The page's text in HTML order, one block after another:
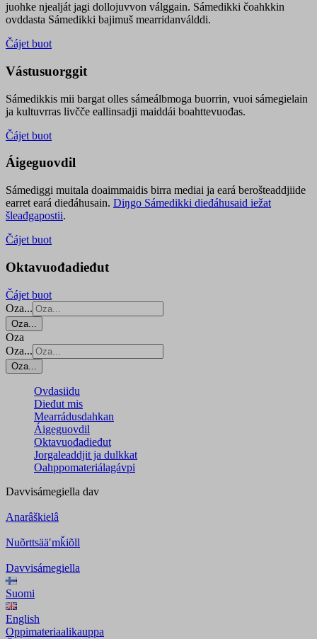
juohke njealját jagi dollojuvvon válggain. Sámedikki čoahkkin
ovddasta Sámedikki bajimuš mearridanválddi.
Čájet buot
Vástusuorggit
Sámedikkis mii bargat olles sámeálbmoga buorrin, vuoi sámegielain
ja kultuvrras livčče eallinsadji maiddái boahttevuođas.
Čájet buot
Áigeguovdil
Sámediggi muitala doaimmaidis birra mediai ja eará berošteaddjiide
earret eará dieđáhusain. Diŋgo Sámedikki dieđáhusaid iežat
šleađgapostii.
Čájet buot
Oktavuođadieđut
Čájet buot
Oza...
Oza...
Oza
Oza...
Oza...
Ovdasiidu
Dieđut mis
Mearrádusdahkan
Áigeguovdil
Oktavuođadieđut
Jorgaleaddjit ja dulkkat
Oahppomateriálagávpi
Davvisámegiella dav
Anarâškielâ
Nuõrttsääʹmǩiõll
Davvisámegiella
Suomi
English
Oppimateriaalikauppa